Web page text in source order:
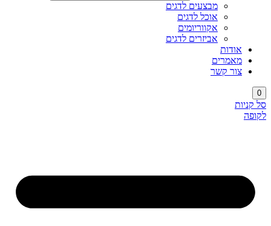
מבצעים לדגים
אוכל לדגים
אקווריומים
אביזרים לדגים
אודות
מאמרים
צור קשר
0
סל קניות
לקופה